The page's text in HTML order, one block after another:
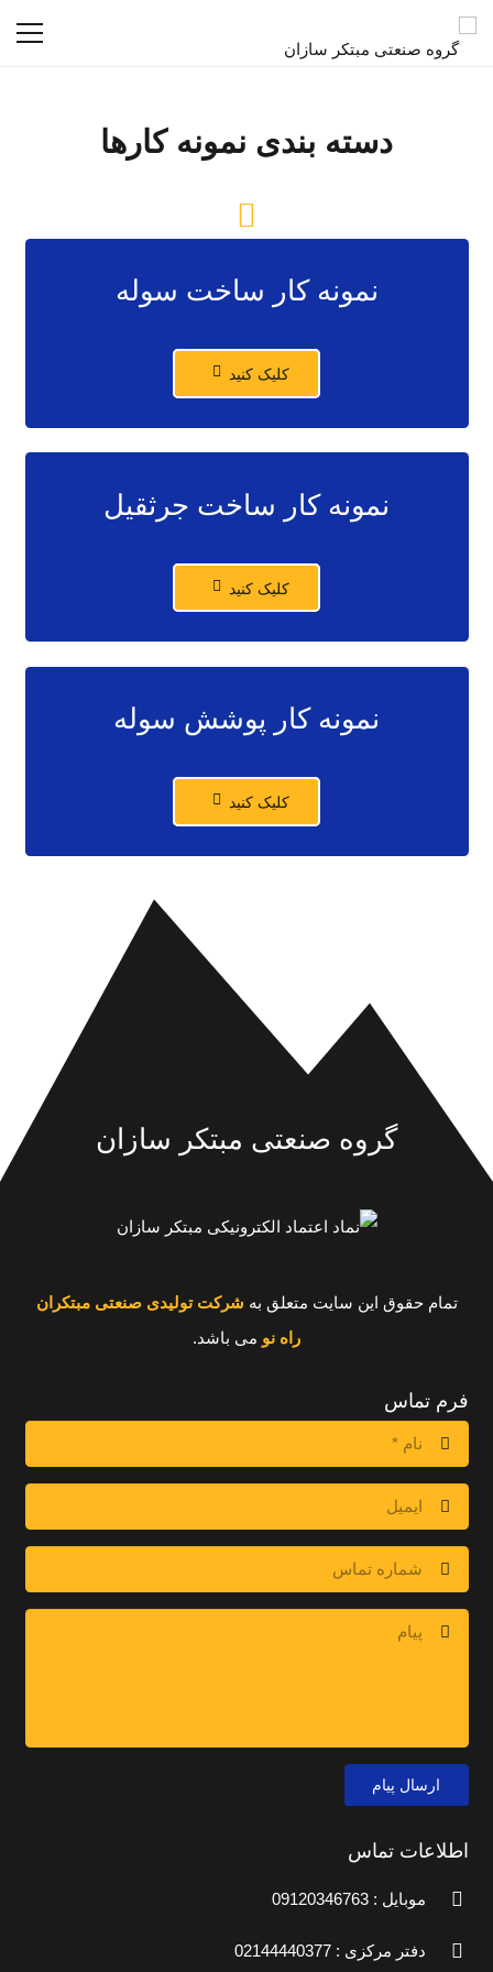
دسته بندی نمونه کارها
نمونه کار ساخت سوله
کلیک کنید
نمونه کار ساخت جرثقیل
کلیک کنید
نمونه کار پوشش سوله
کلیک کنید
گروه صنعتی مبتکر سازان
تمام حقوق این سایت متعلق به شرکت تولیدی صنعتی مبتکران
راه نو می باشد.
فرم تماس
ارسال پیام
اطلاعات تماس
موبایل : 09120346763
دفتر مرکزی : 02144440377